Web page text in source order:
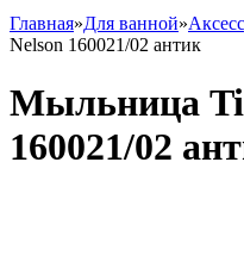
Главная»Для ванной»
Nelson 160021/02 антик
Мыльница
160021/02